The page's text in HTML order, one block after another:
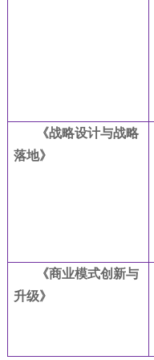
《战略设计与战略
落地》
《商业模式创新与
升级》